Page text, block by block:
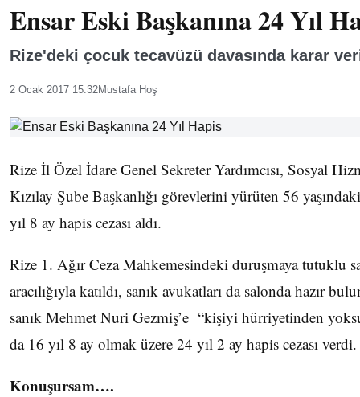
Ensar Eski Başkanına 24 Yıl
Rize'deki çocuk tecavüzü davasında karar
2 Ocak 2017 15:32Mustafa Hoş
Rize İl Özel İdare Genel Sekreter Yardımcısı, Sosyal
Kızılay Şube Başkanlığı görevlerini yürüten 56
yıl 8 ay hapis cezası aldı.
Rize 1. Ağır Ceza Mahkemesindeki duruşmaya tutuklu
aracılığıyla katıldı, sanık avukatları da salonda hazır
sanık Mehmet Nuri Gezmiş’e “kişiyi hürriyetinden
da 16 yıl 8 ay olmak üzere 24 yıl 2 ay hapis cezası verdi.
Konuşursam….